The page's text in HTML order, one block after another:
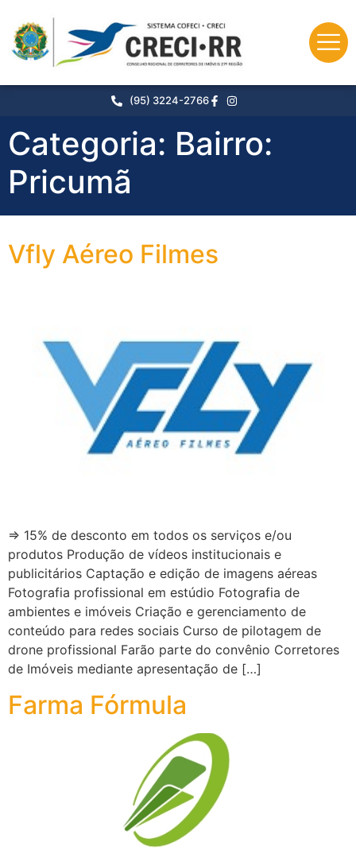
conteúdo
(95) 3224-2766
Categoria: Bairro:
Pricumã
Vfly Aéreo Filmes
⇒ 15% de desconto em todos os serviços e/ou
produtos Produção de vídeos institucionais e
publicitários Captação e edição de imagens aéreas
Fotografia profissional em estúdio Fotografia de
ambientes e imóveis Criação e gerenciamento de
conteúdo para redes sociais Curso de pilotagem de
drone profissional Farão parte do convênio Corretores
de Imóveis mediante apresentação de […]
Farma Fórmula